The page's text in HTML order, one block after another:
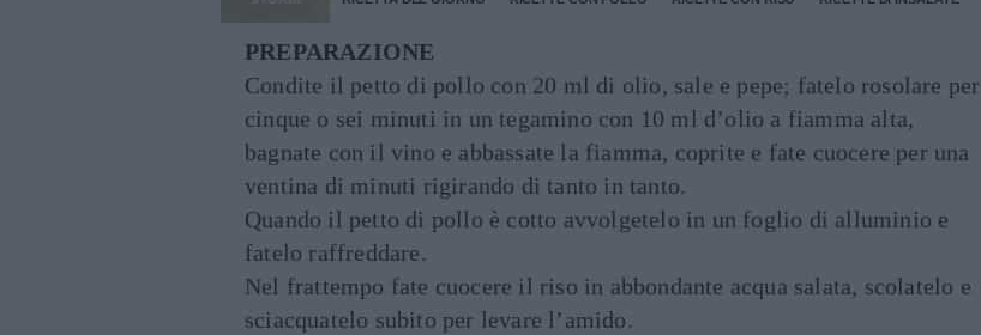
PREPARAZIONE
Condite il petto di pollo con 20 ml di olio, sale e pepe; fatelo rosolare per
cinque o sei minuti in un tegamino con 10 ml d’olio a fiamma alta,
bagnate con il vino e abbassate la fiamma, coprite e fate cuocere per una
ventina di minuti rigirando di tanto in tanto.
Quando il petto di pollo è cotto avvolgetelo in un foglio di alluminio e
fatelo raffreddare.
Nel frattempo fate cuocere il riso in abbondante acqua salata, scolatelo e
sciacquatelo subito per levare l’amido.